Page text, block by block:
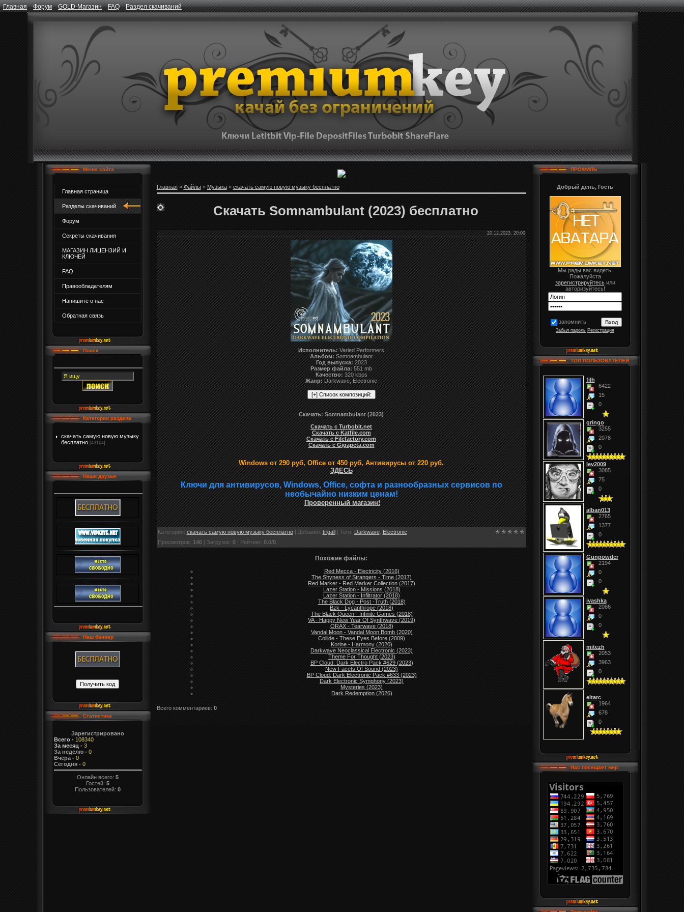
Главная Форум GOLD-Магазин FAQ Раздел скачиваний
Меню сайта
Главная страница
Разделы скачиваний
Форум
Секреты скачивания
МАГАЗИН ЛИЦЕНЗИЙ И
КЛЮЧЕЙ
FAQ
Правообладателям
Напишите о нас
Обратная связь
Поиск
Категории раздела
скачать самую новую музыку
бесплатно [43164]
Наши друзья
Наш баннер
Статистика
Зарегистрировано
Всего- 108340
За месяц - 3
За неделю- 0
Вчера- 0
Сегодня- 0
Онлайн всего: 5
Гостей: 5
Пользователей: 0
Главная» Файлы» Музыка» скачать самую новую музыку бесплатно
Скачать Somnambulant (2023) бесплатно
20.12.2023, 20:00
Исполнитель:Varied Performers
Альбом:Somnambulant
Год выпуска:2023
Размер файла:551 mb
Качество:320 kbps
Жанр:Darkwave, Electronic
Скачать: Somnambulant (2023)
Скачать с Turbobit.net
Скачать с Katfile.com
Скачать с Filefactory.com
Скачать с Gigapeta.com
Windows от 290 руб, Office от 450 руб, Антивирусы от 220 руб.
ЗДЕСЬ
Ключи для антивирусов, Windows, Office, софта и разнообразных сервисов по
необычайно низким ценам!
Проверенный магазин!
Категория: скачать самую новую музыку бесплатно| Добавил: trigall| Теги: Darkwave, Electronic
Просмотров: 146| Загрузок: 0| Рейтинг: 0.0/0
Похожие файлы:
Red Mecca - Electricity (2016)
The Shyness of Strangers - Time (2017)
Red Marker - Red Marker Collection (2017)
Lazer Station - Missions (2018)
Lazer Station - Infiltrator (2018)
The Black Dog - Post -Truth (2018)
Bzk - Lycanthrope (2018)
The Black Queen - Infinite Games (2018)
VA - Happy New Year Of Synthwave (2019)
ORAX - Tearwave (2018)
Vandal Moon - Vandal Moon Bomb (2020)
Collide - These Eyes Before (2009)
Korine - Harmony (2020)
Darkwave Neoclassical Electronic (2023)
Theme For Thought (2023)
BP Cloud: Dark Electro Pack #629 (2023)
New Facets Of Sound (2023)
BP Cloud: Dark Electronic Pack #633 (2023)
Dark Electronic Symphony (2023)
Mysteries (2023)
Dark Redemption (2026)
Всего комментариев: 0
ПРОФИЛЬ
Добрый день, Гость
Мы рады вас видеть.
Пожалуйста
зарегистрируйтесьили
авторизуйтесь!
запомнить
Забыл пароль Регистрация
ТОП ПОЛЬЗОВАТЕЛЕЙ
filh
6422
15
0
gringo
3255
2078
0
lev2009
3085
75
0
alban013
2765
1377
0
Gunpowder
2194
0
0
ivashka
2086
0
0
mitezh
2053
3963
0
eltarc
1964
678
0
Нас посещает мир